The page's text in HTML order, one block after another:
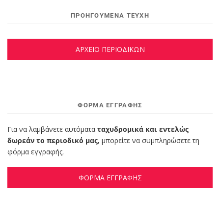
ΠΡΟΗΓΟΥΜΕΝΑ ΤΕΥΧΗ
ΑΡΧΕΙΟ ΠΕΡΙΟΔΙΚΩΝ
ΦΌΡΜΑ ΕΓΓΡΑΦΉΣ
Για να λαμβάνετε αυτόματα ταχυδρομικά και εντελώς
δωρεάν το περιοδικό μας, μπορείτε να συμπληρώσετε τη
φόρμα εγγραφής.
ΦΟΡΜΑ ΕΓΓΡΑΦΗΣ